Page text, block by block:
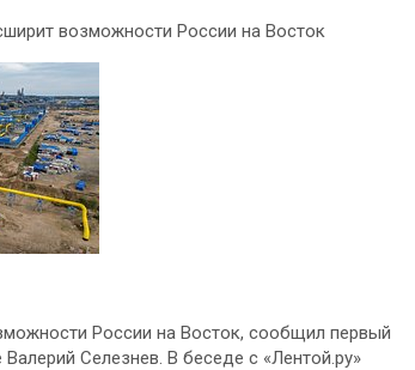
возможности России на Восток
России на Восток, сообщил первый
Селезнев. В беседе с «Лентой.ру»